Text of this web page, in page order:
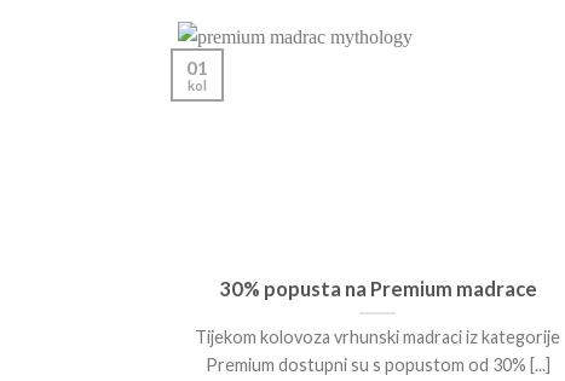
30% popusta na Premium madrace
Tijekom kolovoza vrhunski madraci iz kategorije
Premium dostupni su s popustom od 30% [...]
01
kol